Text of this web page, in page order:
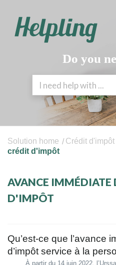
Do you
Solution home Crédit d'impôt
crédit d'impôt
AVANCE IMMÉDIATE
D'IMPÔT
Qu’est-ce que l’avance
d’impôt service à la